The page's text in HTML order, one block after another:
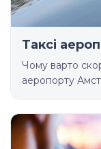
Таксі
Чому варто
аеропорту